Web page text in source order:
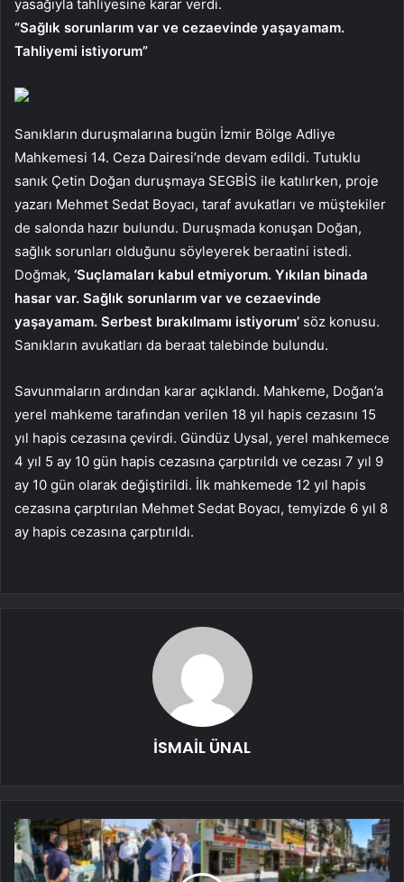
yasağıyla tahliyesine karar verdi.
“Sağlık sorunlarım var ve cezaevinde yaşayamam.
Tahliyemi istiyorum”
Sanıkların duruşmalarına bugün İzmir Bölge Adliye
Mahkemesi 14. Ceza Dairesi’nde devam edildi. Tutuklu
sanık Çetin Doğan duruşmaya SEGBİS ile katılırken, proje
yazarı Mehmet Sedat Boyacı, taraf avukatları ve müştekiler
de salonda hazır bulundu. Duruşmada konuşan Doğan,
sağlık sorunları olduğunu söyleyerek beraatini istedi.
Doğmak, ‘Suçlamaları kabul etmiyorum. Yıkılan binada
hasar var. Sağlık sorunlarım var ve cezaevinde
yaşayamam. Serbest bırakılmamı istiyorum’ söz konusu.
Sanıkların avukatları da beraat talebinde bulundu.
Savunmaların ardından karar açıklandı. Mahkeme, Doğan’a
yerel mahkeme tarafından verilen 18 yıl hapis cezasını 15
yıl hapis cezasına çevirdi. Gündüz Uysal, yerel mahkemece
4 yıl 5 ay 10 gün hapis cezasına çarptırıldı ve cezası 7 yıl 9
ay 10 gün olarak değiştirildi. İlk mahkemede 12 yıl hapis
cezasına çarptırılan Mehmet Sedat Boyacı, temyizde 6 yıl 8
ay hapis cezasına çarptırıldı.
İSMAİL ÜNAL